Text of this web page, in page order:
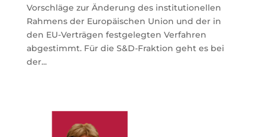
Vorschläge zur Änderung des institutionellen
Rahmens der Europäischen Union und der in
den EU-Verträgen festgelegten Verfahren
abgestimmt. Für die S&D-Fraktion geht es bei
der...